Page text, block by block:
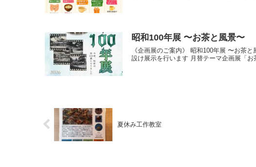
昭和100年展 〜お茶と風景〜
《企画展のご案内》 昭和100年展 〜お茶
設け展示を行います 月替テーマ企画展「お
夏休み工作教室